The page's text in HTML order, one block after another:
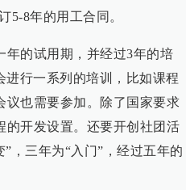
5-8年的用工合同。
年的试用期，并经过3年的培
进行一系列的培训，比如课程
议也需要参加。除了国家要求
的开发设置。还要开创社团活
，三年为“入门”，经过五年的